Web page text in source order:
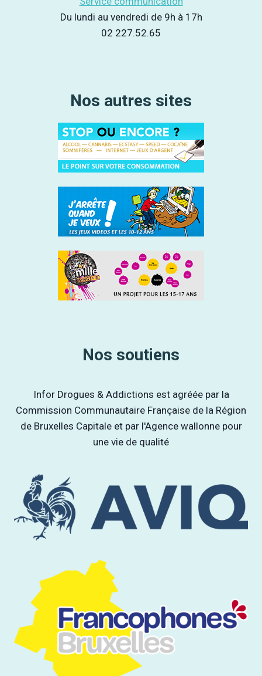
Du lundi au vendredi de 9h à 17h
02 227.52.65
Nos autres sites
Nos soutiens
Infor Drogues & Addictions est agréée par la
Commission Communautaire Française de la Région
de Bruxelles Capitale et par l'Agence wallonne pour
une vie de qualité